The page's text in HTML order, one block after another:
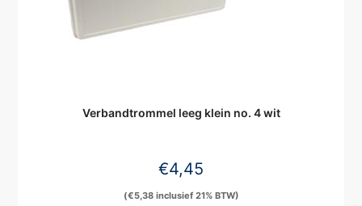
Verbandtrommel leeg klein no. 4 wit
€4,45
(€5,38inclusief 21% BTW)